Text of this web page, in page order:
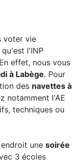
voter vie
l'INP
effet, nous vous
à Labège. Pour
des navettes à
notamment l'AE
techniques ou
une soirée
3 écoles